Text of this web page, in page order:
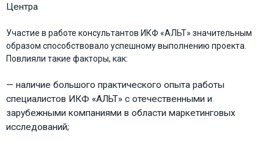
Центра
Участие в работе консультантов ИКФ «АЛЬТ» значительным
образом способствовало успешному выполнению проекта.
Повлияли такие факторы, как:
— наличие большого практического опыта работы
специалистов ИКФ «АЛЬТ» с отечественными и
зарубежными компаниями в области маркетинговых
исследований;